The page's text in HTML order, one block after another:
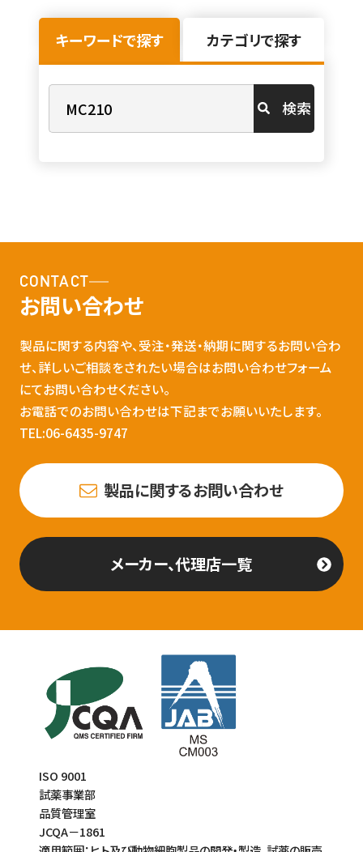
キーワードで探す カテゴリで探す
検索
CONTACT
お問い合わせ
製品に関する内容や、受注・発送・納期に関するお問い合わ
せ、詳しいご相談をされたい場合はお問い合わせフォーム
にてお問い合わせください。
お電話でのお問い合わせは下記までお願いいたします。
TEL:06-6435-9747
製品に関するお問い合わせ
メーカー、代理店一覧
ISO 9001
試薬事業部
品質管理室
JCQA－1861